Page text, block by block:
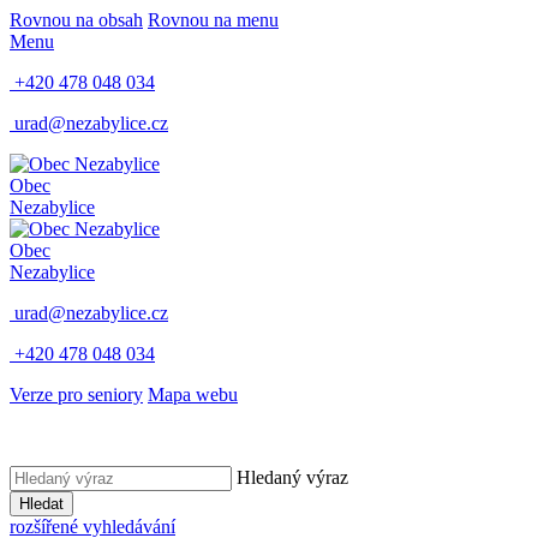
Rovnou na obsah Rovnou na menu
Menu
+420 478 048 034
urad@nezabylice.cz
Obec
Nezabylice
Obec
Nezabylice
urad@nezabylice.cz
+420 478 048 034
Verze pro seniory Mapa webu
Hledaný výraz
Hledat
rozšířené vyhledávání